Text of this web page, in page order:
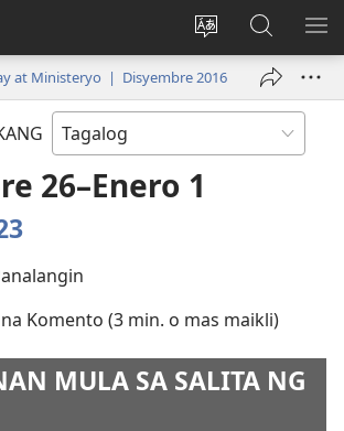
Baguhin
ang
ng
Mag-
log
bubukas
bagong
window)
sa
JW.ORG
at Ministeryo | Disyembre 2016
26–Enero 1
Komento (3 min. o mas maikli)
MULA SA SALITA NG